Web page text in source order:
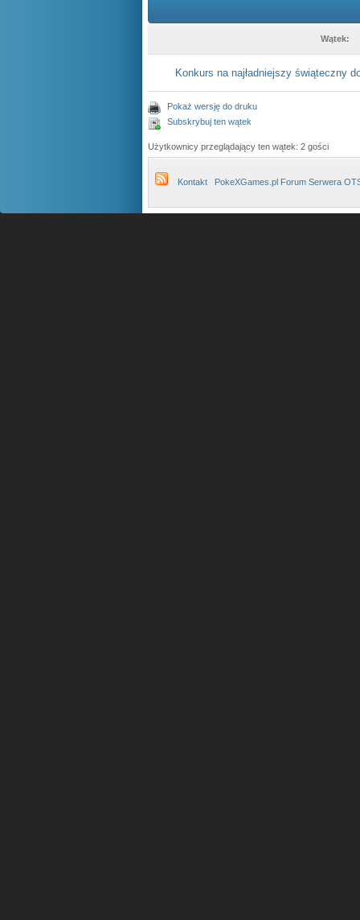
Wątek:
Konkurs na najładniejszy świąteczny
Pokaż wersję do druku
Subskrybuj ten wątek
Użytkownicy przeglądający ten wątek: 2 gości
Kontakt PokeXGames.pl Forum Serwera